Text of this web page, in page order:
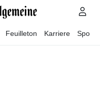
Feuilleton Karriere Sport